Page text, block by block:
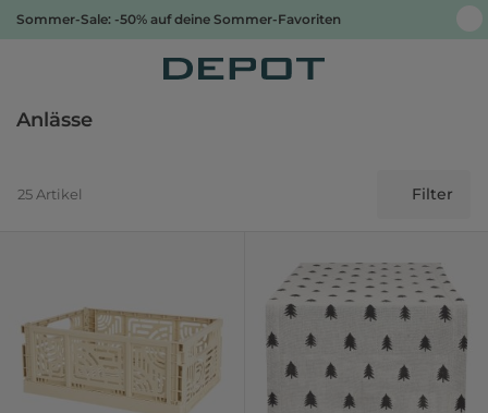
Sommer-Sale: -50% auf deine Sommer-Favoriten
Anlässe
25 Artikel Filter